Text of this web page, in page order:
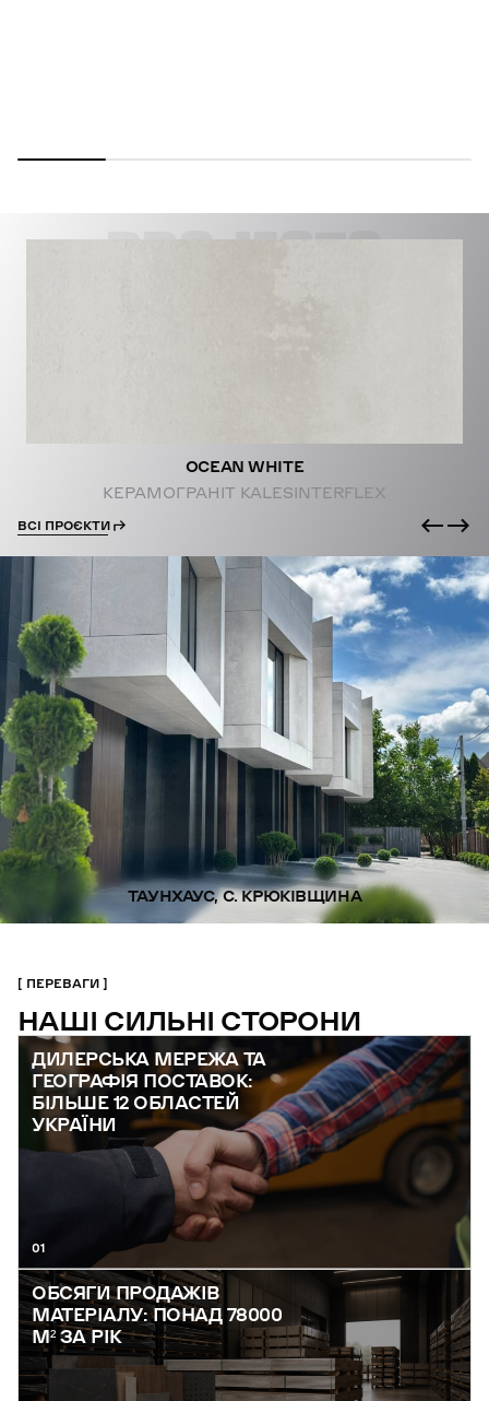
PROJECTS
OCEAN WHITE
КЕРАМОГРАНІТ KALESINTERFLEX
ВСІ ПРОЄКТИ
ТАУНХАУС, С. КРЮКІВЩИНА
ПЕРЕВАГИ
НАШІ СИЛЬНІ СТОРОНИ
ДИЛЕРСЬКА МЕРЕЖА ТА
ГЕОГРАФІЯ ПОСТАВОК:
БІЛЬШЕ 12 ОБЛАСТЕЙ
УКРАЇНИ
01
ОБСЯГИ ПРОДАЖІВ
МАТЕРІАЛУ: ПОНАД 78000
М² ЗА РІК